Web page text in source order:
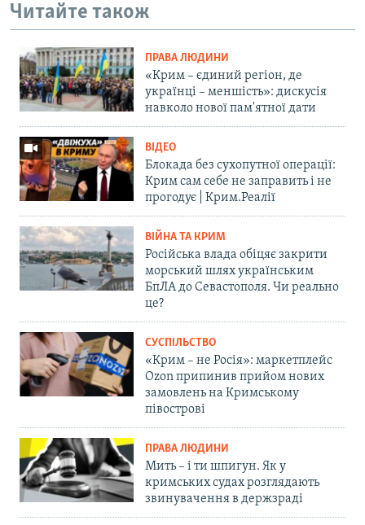
Читайте також
ПРАВА ЛЮДИНИ
«Крим – єдиний регіон, де
українці – меншість»: дискусія
навколо нової пам'ятної дати
ВІДЕО
Блокада без сухопутної операції:
Крим сам себе не заправить і не
прогодує | Крим.Реалії
ВІЙНА ТА КРИМ
Російська влада обіцяє закрити
морський шлях українським
БпЛА до Севастополя. Чи реально
це?
СУСПІЛЬСТВО
«Крим – не Росія»: маркетплейс
Ozon припинив прийом нових
замовлень на Кримському
півострові
ПРАВА ЛЮДИНИ
Мить – і ти шпигун. Як у
кримських судах розглядають
звинувачення в держзраді